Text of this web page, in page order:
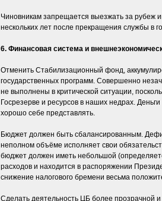
Чиновникам запрещается выезжать за рубеж
нескольких лет после прекращения службы в
6. Финансовая система и
Отменить Стабилизационный фонд,
государственных программ. Совершенно
не выполнены в критической ситуации,
Госрезерве и ресурсов в наших недрах.
хорошо себе представлять.
Бюджет должен быть сбалансированным.
неполном объёме исполняет свои
бюджет должен иметь небольшой
расходов и находится в распоряжении
снижение налогового бремени весьма
Сделать деятельность ЦБ более прозрачной